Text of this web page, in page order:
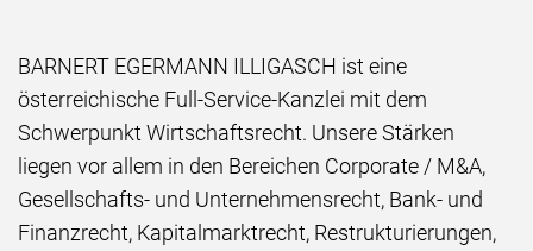
BARNERT EGERMANN ILLIGASCH ist eine
österreichische Full-Service-Kanzlei mit dem
Schwerpunkt Wirtschaftsrecht. Unsere Stärken
liegen vor allem in den Bereichen Corporate / M&A,
Gesellschafts- und Unternehmensrecht, Bank- und
Finanzrecht, Kapitalmarktrecht, Restrukturierungen,